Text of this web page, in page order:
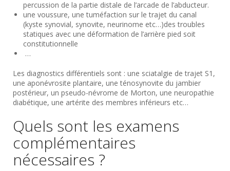
percussion de la partie distale de l’arcade de l’abducteur.
une voussure, une tuméfaction sur le trajet du canal
(kyste synovial, synovite, neurinome etc…)des troubles
statiques avec une déformation de l’arrière pied soit
constitutionnelle
…
Les diagnostics différentiels sont : une sciatalgie de trajet S1,
une aponévrosite plantaire, une ténosynovite du jambier
postérieur, un pseudo-névrome de Morton, une neuropathie
diabétique, une artérite des membres inférieurs etc…
Quels sont les examens
complémentaires
nécessaires ?